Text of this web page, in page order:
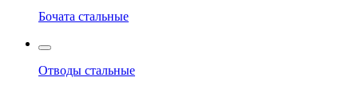
Бочата стальные
Отводы стальные